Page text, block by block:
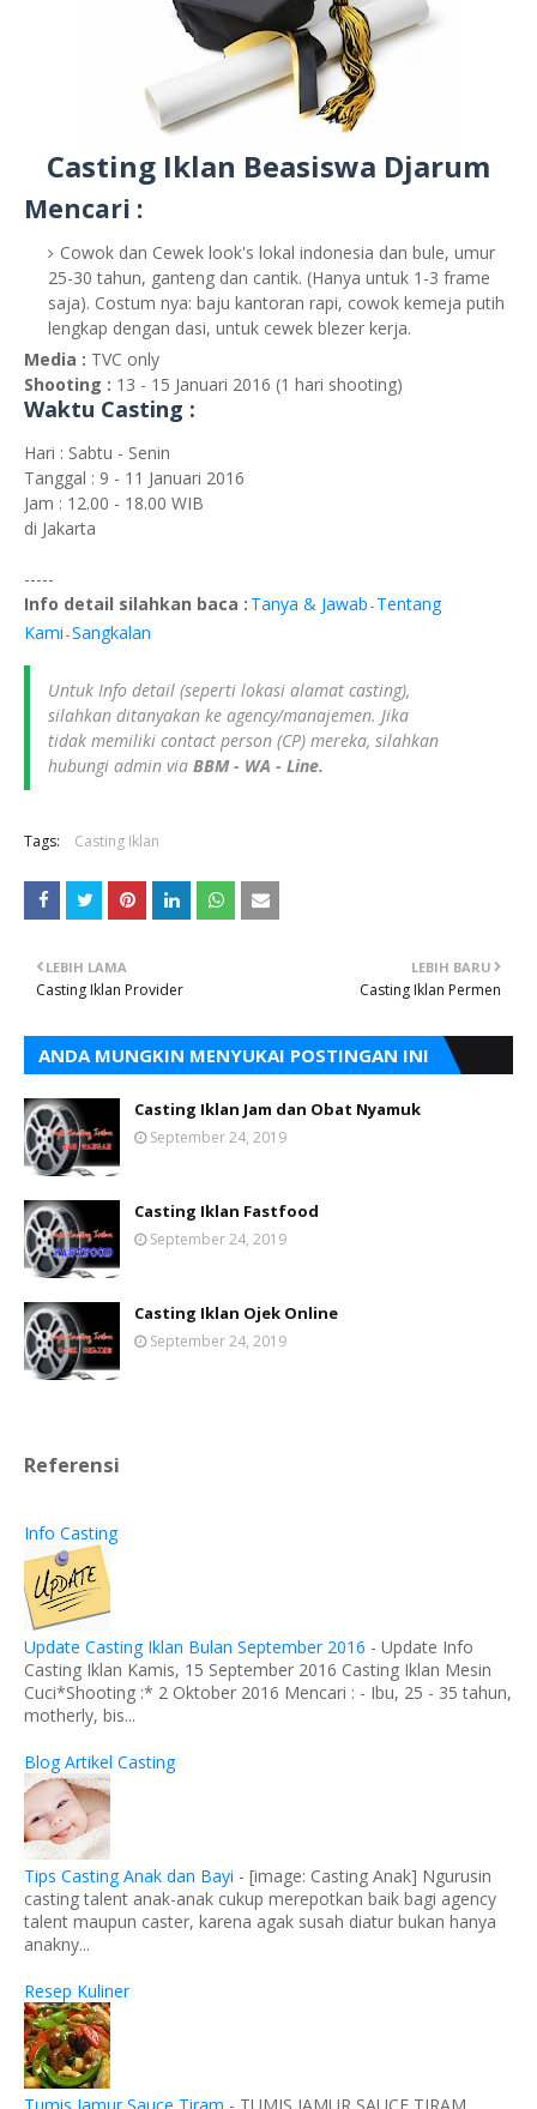
Casting Iklan Beasiswa Djarum
Mencari :
Cowok dan Cewek look's lokal indonesia dan bule, umur
25-30 tahun, ganteng dan cantik. (Hanya untuk 1-3 frame
saja). Costum nya: baju kantoran rapi, cowok kemeja putih
lengkap dengan dasi, untuk cewek blezer kerja.
Media : TVC only
Shooting : 13 - 15 Januari 2016 (1 hari shooting)
Waktu Casting :
Hari : Sabtu - Senin
Tanggal : 9 - 11 Januari 2016
Jam : 12.00 - 18.00 WIB
di Jakarta
-----
Info detail silahkan baca : Tanya & Jawab - Tentang
Kami - Sangkalan
Untuk Info detail (seperti lokasi alamat casting),
silahkan ditanyakan ke agency/manajemen. Jika
tidak memiliki contact person (CP) mereka, silahkan
hubungi admin via BBM - WA - Line.
Tags: Casting Iklan
LEBIH BARU
Casting Iklan Permen
LEBIH LAMA
Casting Iklan Provider
ANDA MUNGKIN MENYUKAI POSTINGAN INI
Casting Iklan Jam dan Obat Nyamuk
September 24, 2019
Casting Iklan Fastfood
September 24, 2019
Casting Iklan Ojek Online
September 24, 2019
Referensi
Info Casting
Update Casting Iklan Bulan September 2016 - Update Info
Casting Iklan Kamis, 15 September 2016 Casting Iklan Mesin
Cuci*Shooting :* 2 Oktober 2016 Mencari : - Ibu, 25 - 35 tahun,
motherly, bis...
Blog Artikel Casting
Tips Casting Anak dan Bayi - [image: Casting Anak] Ngurusin
casting talent anak-anak cukup merepotkan baik bagi agency
talent maupun caster, karena agak susah diatur bukan hanya
anakny...
Resep Kuliner